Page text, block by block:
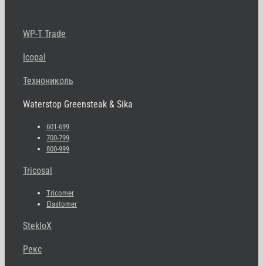
WP-T Trade
Icopal
Технониколь
Waterstop Greensteak & Sika
601-699
700-799
800-999
Tricosal
Tricomer
Elastomer
StekloX
Рекс